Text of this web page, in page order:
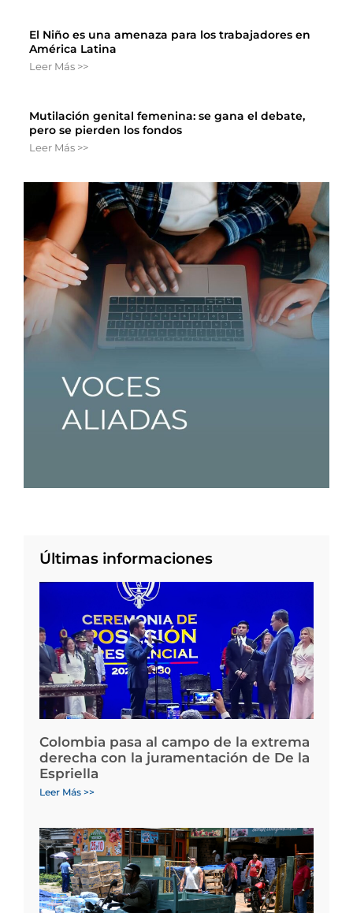
El Niño es una amenaza para los trabajadores en
América Latina
Leer Más >>
Mutilación genital femenina: se gana el debate,
pero se pierden los fondos
Leer Más >>
Últimas informaciones
Colombia pasa al campo de la extrema
derecha con la juramentación de De la
Espriella
Leer Más >>